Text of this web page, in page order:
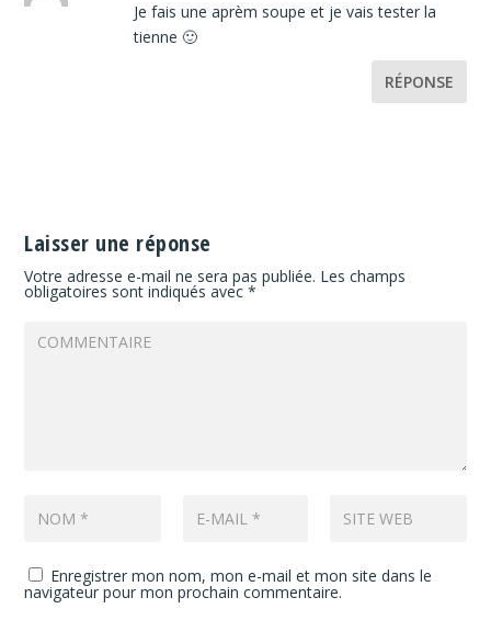
Je fais une aprèm soupe et je vais tester la
tienne 🙂
RÉPONSE
Laisser une réponse
Votre adresse e-mail ne sera pas publiée. Les champs
obligatoires sont indiqués avec*
Enregistrer mon nom, mon e-mail et mon site dans le
navigateur pour mon prochain commentaire.